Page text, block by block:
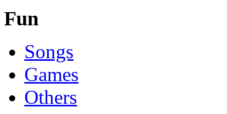
Fun
Songs
Games
Others